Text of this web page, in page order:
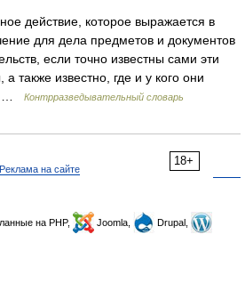
действие, которое выражается в
для дела предметов и документов
если точно известны сами эти
также известно, где и у кого они
…
Контрразведывательный словарь
18+
Реклама на сайте
на PHP, Joomla,
Drupal,